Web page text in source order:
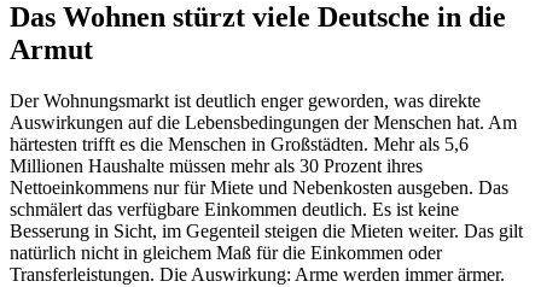
Das Wohnen stürzt viele Deutsche in die
Armut
Der Wohnungsmarkt ist deutlich enger geworden, was direkte
Auswirkungen auf die Lebensbedingungen der Menschen hat. Am
härtesten trifft es die Menschen in Großstädten. Mehr als 5,6
Millionen Haushalte müssen mehr als 30 Prozent ihres
Nettoeinkommens nur für Miete und Nebenkosten ausgeben. Das
schmälert das verfügbare Einkommen deutlich. Es ist keine
Besserung in Sicht, im Gegenteil steigen die Mieten weiter. Das gilt
natürlich nicht in gleichem Maß für die Einkommen oder
Transferleistungen. Die Auswirkung: Arme werden immer ärmer.